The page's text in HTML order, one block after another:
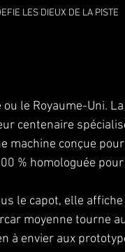
LES DIEUX DE LA PISTE
le Royaume-Uni.
centenaire
machine conçue
% homologuée
le capot, elle
moyenne tourne
à envier aux